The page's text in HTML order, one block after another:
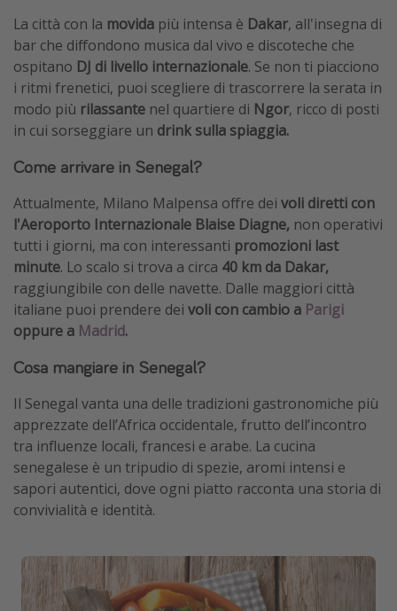
La città con la movida più intensa è Dakar, all'insegna di
bar che diffondono musica dal vivo e discoteche che
ospitano DJ di livello internazionale. Se non ti piacciono
i ritmi frenetici, puoi scegliere di trascorrere la serata in
modo più rilassante nel quartiere di Ngor, ricco di posti
in cui sorseggiare un drink sulla spiaggia.
Come arrivare in Senegal?
Attualmente, Milano Malpensa offre dei voli diretti con
l'Aeroporto Internazionale Blaise Diagne, non operativi
tutti i giorni, ma con interessanti promozioni last
minute. Lo scalo si trova a circa 40 km da Dakar,
raggiungibile con delle navette. Dalle maggiori città
italiane puoi prendere dei voli con cambio a Parigi
oppure a Madrid.
Cosa mangiare in Senegal?
Il Senegal vanta una delle tradizioni gastronomiche più
apprezzate dell’Africa occidentale, frutto dell’incontro
tra influenze locali, francesi e arabe. La cucina
senegalese è un tripudio di spezie, aromi intensi e
sapori autentici, dove ogni piatto racconta una storia di
convivialità e identità.